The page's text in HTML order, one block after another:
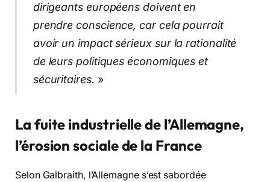
dirigeants européens doivent en
prendre conscience, car cela pourrait
avoir un impact sérieux sur la rationalité
de leurs politiques économiques et
sécuritaires. »
La fuite industrielle de l’Allemagne,
l’érosion sociale de la France
Selon Galbraith, l’Allemagne s’est sabordée